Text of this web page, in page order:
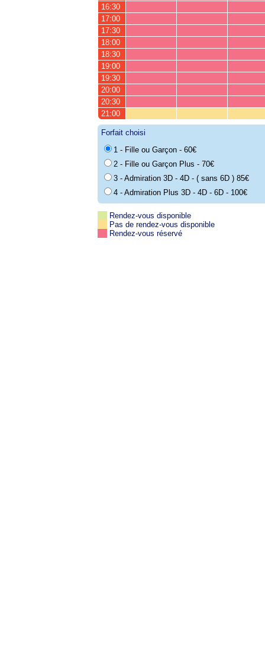
16:30
17:00
17:30
18:00
18:30
19:00
19:30
20:00
20:30
21:00
Forfait choisi
1 - Fille ou Garçon - 60€
2 - Fille ou Garçon Plus - 70€
3 - Admiration 3D - 4D - ( sans 6D ) 85€
4 - Admiration Plus 3D - 4D - 6D - 100€
Rendez-vous disponible
Pas de rendez-vous disponible
Rendez-vous réservé